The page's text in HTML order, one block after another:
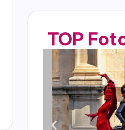
TOP